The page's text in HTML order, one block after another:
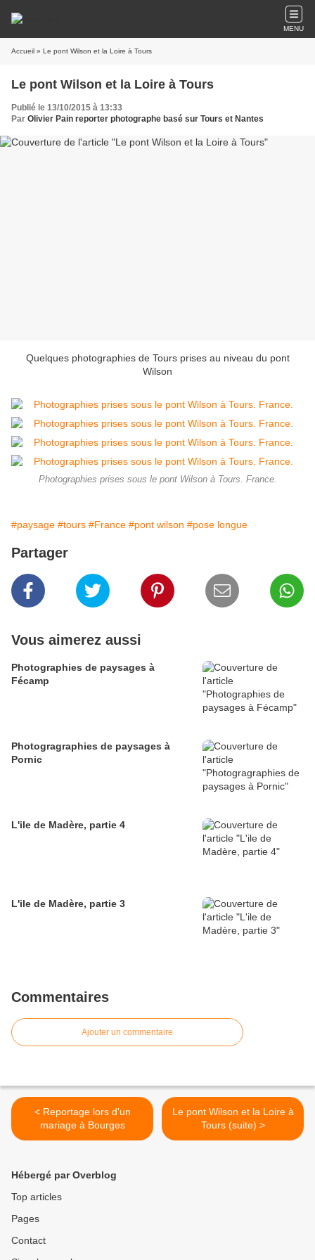
MENU
Accueil » Le pont Wilson et la Loire à Tours
Le pont Wilson et la Loire à Tours
Publié le 13/10/2015 à 13:33
Par Olivier Pain reporter photographe basé sur Tours et Nantes
Quelques photographies de Tours prises au niveau du pont
Wilson
Photographies prises sous le pont Wilson à Tours. France.
#paysage #tours #France #pont wilson #pose longue
Partager
Vous aimerez aussi
Photographies de paysages à
Fécamp
Photogragraphies de paysages à
Pornic
L'ile de Madère, partie 4
L'ile de Madère, partie 3
Commentaires
Ajouter un commentaire
< Reportage lors d'un
mariage à Bourges
Le pont Wilson et la Loire à
Tours (suite) >
Hébergé par Overblog
Top articles
Pages
Contact